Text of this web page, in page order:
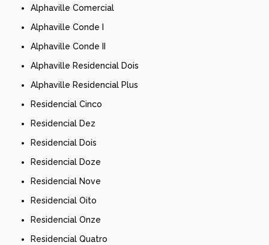
Alphaville Comercial
Alphaville Conde I
Alphaville Conde II
Alphaville Residencial Dois
Alphaville Residencial Plus
Residencial Cinco
Residencial Dez
Residencial Dois
Residencial Doze
Residencial Nove
Residencial Oito
Residencial Onze
Residencial Quatro